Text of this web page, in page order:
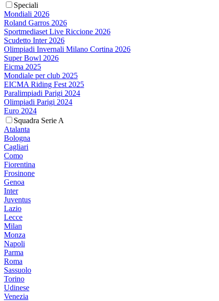
Speciali
Mondiali 2026
Roland Garros 2026
Sportmediaset Live Riccione 2026
Scudetto Inter 2026
Olimpiadi Invernali Milano Cortina 2026
Super Bowl 2026
Eicma 2025
Mondiale per club 2025
EICMA Riding Fest 2025
Paralimpiadi Parigi 2024
Olimpiadi Parigi 2024
Euro 2024
Squadra Serie A
Atalanta
Bologna
Cagliari
Como
Fiorentina
Frosinone
Genoa
Inter
Juventus
Lazio
Lecce
Milan
Monza
Napoli
Parma
Roma
Sassuolo
Torino
Udinese
Venezia